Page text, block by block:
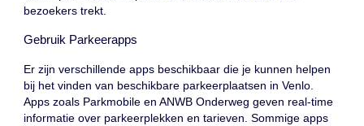
bezoekers trekt.
Gebruik Parkeerapps
Er zijn verschillende apps beschikbaar die je kunnen helpen
bij het vinden van beschikbare parkeerplaatsen in Venlo.
Apps zoals Parkmobile en ANWB Onderweg geven real-time
informatie over parkeerplekken en tarieven. Sommige apps